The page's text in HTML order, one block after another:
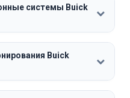
системы Buick
Buick